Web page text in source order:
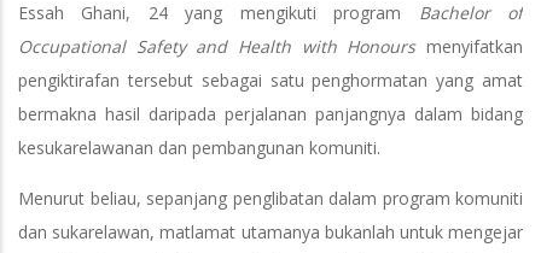
Essah Ghani, 24 yang mengikuti program Bachelor of
Occupational Safety and Health with Honours menyifatkan
pengiktirafan tersebut sebagai satu penghormatan yang amat
bermakna hasil daripada perjalanan panjangnya dalam bidang
kesukarelawanan dan pembangunan komuniti.
Menurut beliau, sepanjang penglibatan dalam program komuniti
dan sukarelawan, matlamat utamanya bukanlah untuk mengejar